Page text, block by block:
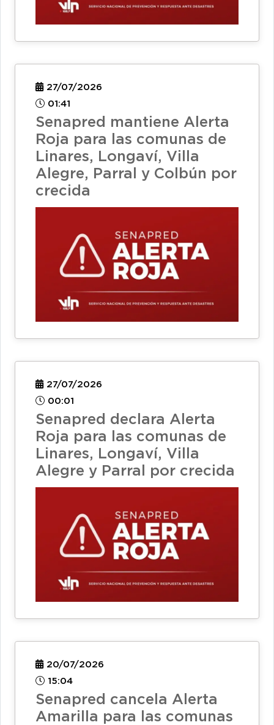
27/07/2026
01:41
Senapred mantiene Alerta
Roja para las comunas de
Linares, Longaví, Villa
Alegre, Parral y Colbún por
crecida
27/07/2026
00:01
Senapred declara Alerta
Roja para las comunas de
Linares, Longaví, Villa
Alegre y Parral por crecida
20/07/2026
15:04
Senapred cancela Alerta
Amarilla para las comunas